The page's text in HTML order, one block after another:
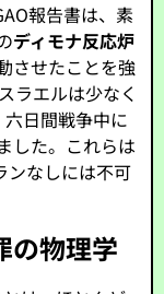
報告書は、素
ディモナ反応炉
させたことを強
ラエルは少なく
日間戦争中に
した。これらは
ンなしには不可
の物理学